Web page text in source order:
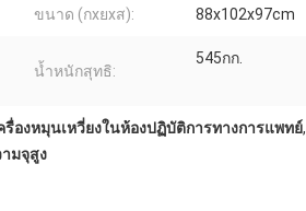
ขนาด (กxยxส): 88x102x97cm
น้ำหนักสุทธิ:
545กก.
รื่องหมุนเหวี่ยงในห้องปฏิบัติการทางการแพทย์,
มจุสูง